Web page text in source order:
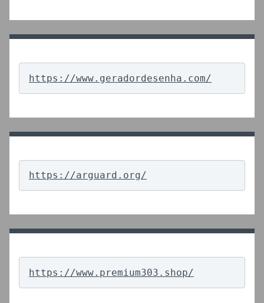
https://www.geradordesenha.com/
https://arguard.org/
https://www.premium303.shop/